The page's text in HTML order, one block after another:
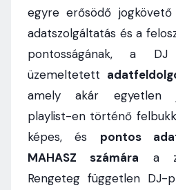
egyre erősödő jogkövető
adatszolgáltatás és a
pontosságának, a
üzemeltetett
amely akár egyetlen
playlist-en történő
képes, és pontos
MAHASZ számára a
Rengeteg független DJ-